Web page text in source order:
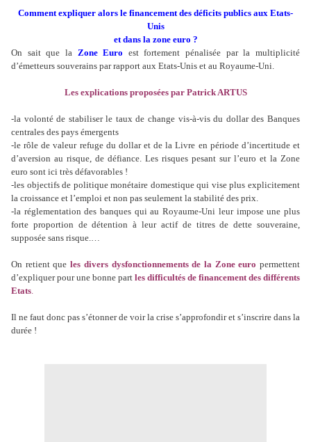
Comment expliquer alors le financement des déficits publics aux Etats-
Unis
et dans la zone euro ?
On sait que la Zone Euro est fortement pénalisée par la multiplicité
d’émetteurs souverains par rapport aux Etats-Unis et au Royaume-Uni.
Les explications proposées par Patrick ARTUS
-la volonté de stabiliser le taux de change vis-à-vis du dollar des Banques
centrales des pays émergents
-le rôle de valeur refuge du dollar et de la Livre en période d’incertitude et
d’aversion au risque, de défiance. Les risques pesant sur l’euro et la Zone
euro sont ici très défavorables !
-les objectifs de politique monétaire domestique qui vise plus explicitement
la croissance et l’emploi et non pas seulement la stabilité des prix.
-la réglementation des banques qui au Royaume-Uni leur impose une plus
forte proportion de détention à leur actif de titres de dette souveraine,
supposée sans risque.…
On retient queles divers dysfonctionnements de la Zone euro permettent
d’expliquer pour une bonne part les difficultés de financement des différents
Etats.
Il ne faut donc pas s’étonner de voir la crise s’approfondir et s’inscrire dans la
durée !